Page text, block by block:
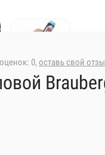
0, оставь свой